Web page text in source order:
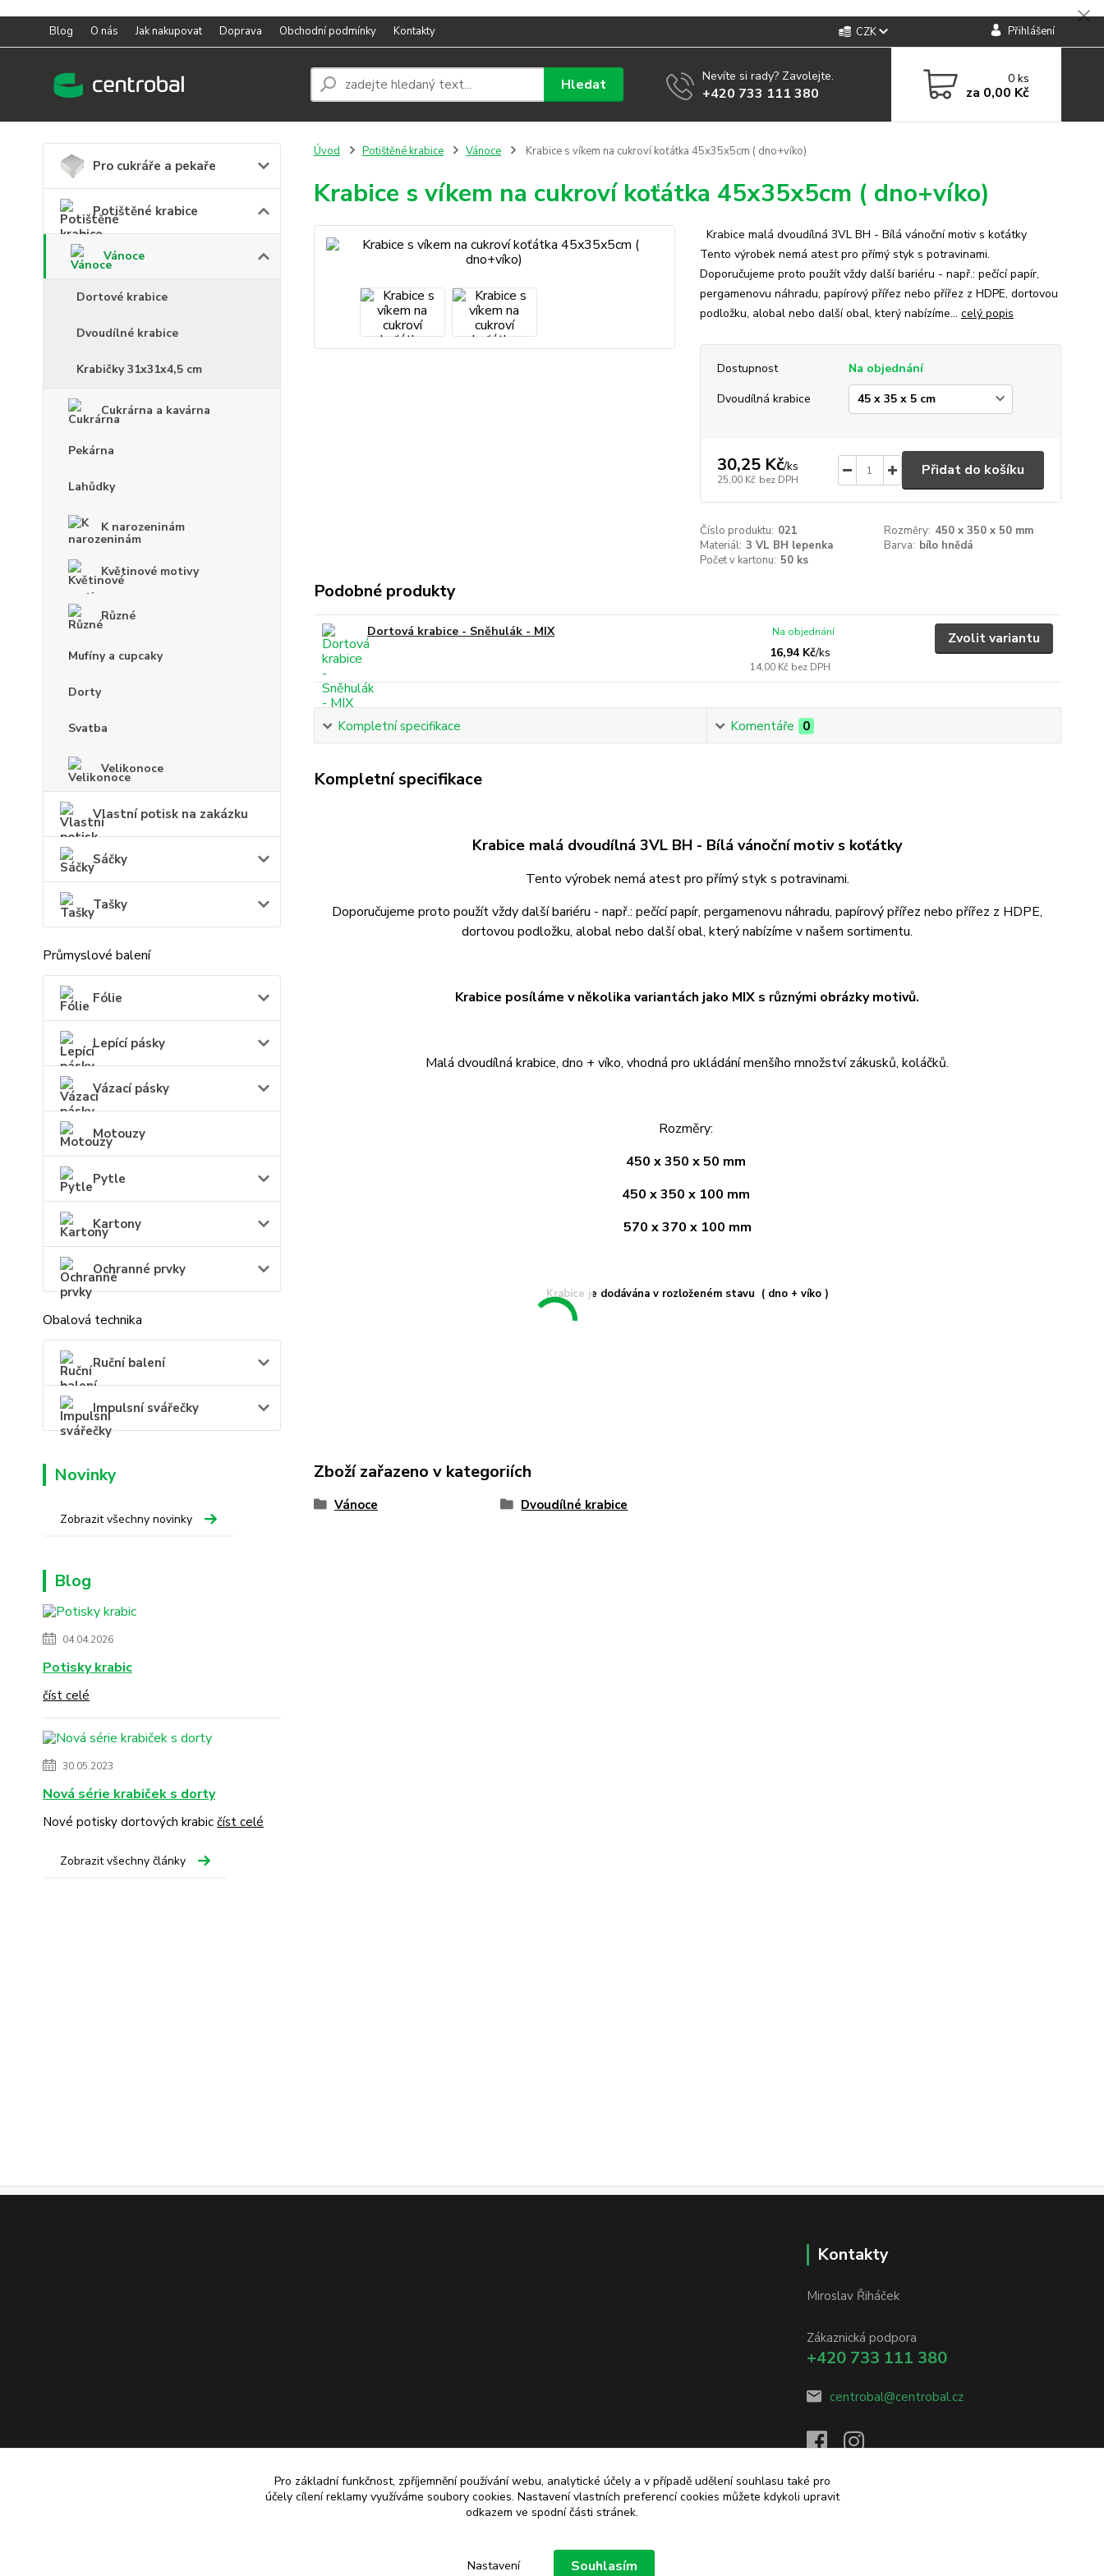
Blog O nás Jak nakupovat Doprava Obchodní podmínky Kontakty CZK Přihlášení
Hledat Nevíte si rady? Zavolejte.
+420 733 111 380
0ks
za 0,00 Kč
Pro cukráře a pekaře
Potištěné krabice
Vánoce
Dortové krabice
Dvoudílné krabice
Krabičky 31x31x4,5 cm
Cukrárna a kavárna
Pekárna
Lahůdky
K narozeninám
Květinové motivy
Různé
Mufíny a cupcaky
Dorty
Svatba
Velikonoce
Vlastní potisk na zakázku
Sáčky
Tašky
Průmyslové balení
Fólie
Lepící pásky
Vázací pásky
Motouzy
Pytle
Kartony
Ochranné prvky
Obalová technika
Ruční balení
Impulsní svářečky
Novinky
Zobrazit všechny novinky
Blog
04.04.2026
Potisky krabic
číst celé
30.05.2023
Nová série krabiček s dorty
Nové potisky dortových krabic číst celé
Zobrazit všechny články
Úvod Potištěné krabice Vánoce Krabice s víkem na cukroví koťátka 45x35x5cm ( dno+víko)
Krabice s víkem na cukroví koťátka 45x35x5cm ( dno+víko)
Krabice malá dvoudílná 3VL BH - Bílá vánoční motiv s koťátky
Tento výrobek nemá atest pro přímý styk s potravinami.
Doporučujeme proto použít vždy další bariéru - např.: pečící papír,
pergamenovu náhradu, papírový přířez nebo přířez z HDPE, dortovou
podložku, alobal nebo další obal, který nabízíme... celý popis
Dostupnost
Na objednání
Dvoudílná krabice
30,25 Kč/ks
25,00 Kč bez DPH
Přidat do košíku
Číslo produktu: 021 Rozměry: 450 x 350 x 50 mm
Materiál: 3 VL BH lepenka Barva: bílo hnědá
Počet v kartonu: 50 ks
Podobné produkty
Dortová krabice - Sněhulák - MIX
16,94 Kč/ks
14,00 Kč bez DPH
Na objednání Zvolit variantu
Kompletní specifikace Komentáře 0
Kompletní specifikace
Krabice malá dvoudílná 3VL BH - Bílá vánoční motiv s koťátky
Tento výrobek nemá atest pro přímý styk s potravinami.
Doporučujeme proto použít vždy další bariéru - např.: pečící papír, pergamenovu náhradu, papírový přířez nebo přířez z HDPE,
dortovou podložku, alobal nebo další obal, který nabízíme v našem sortimentu.
Krabice posíláme v několika variantách jako MIX s různými obrázky motivů.
Malá dvoudílná krabice, dno + víko, vhodná pro ukládání menšího množství zákusků, koláčků.
Rozměry:
450 x 350 x 50 mm
450 x 350 x 100 mm
570 x 370 x 100 mm
Krabice je dodávána v rozloženém stavu ( dno + víko )
Zboží zařazeno v kategoriích
Vánoce Dvoudílné krabice
Kontakty
Miroslav Řiháček
Zákaznická podpora
+420 733 111 380
centrobal@centrobal.cz
Pro základní funkčnost, zpříjemnění používání webu, analytické účely a v případě udělení souhlasu také pro
účely cílení reklamy využíváme soubory cookies. Nastavení vlastních preferencí cookies můžete kdykoli upravit
odkazem ve spodní části stránek.
Nastavení Souhlasím